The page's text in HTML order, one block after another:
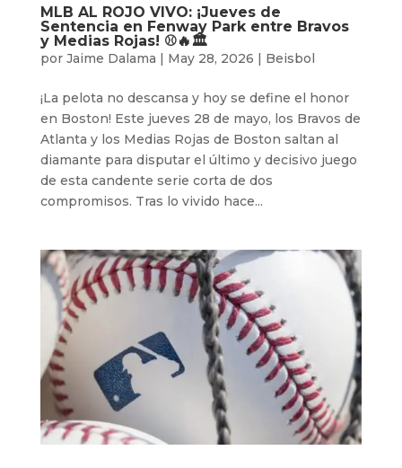
MLB AL ROJO VIVO: ¡Jueves de
Sentencia en Fenway Park entre Bravos
y Medias Rojas! ⚾️🔥🏛️
por Jaime Dalama | May 28, 2026 | Beisbol
¡La pelota no descansa y hoy se define el honor
en Boston! Este jueves 28 de mayo, los Bravos de
Atlanta y los Medias Rojas de Boston saltan al
diamante para disputar el último y decisivo juego
de esta candente serie corta de dos
compromisos. Tras lo vivido hace...